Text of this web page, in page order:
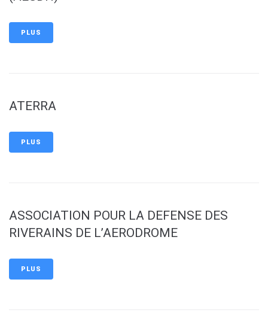
PLUS
ATERRA
PLUS
ASSOCIATION POUR LA DEFENSE DES
RIVERAINS DE L’AERODROME
PLUS